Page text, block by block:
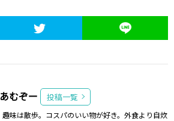
むぞー 投稿一覧
味は散歩。コスパのいい物が好き。外食より自炊